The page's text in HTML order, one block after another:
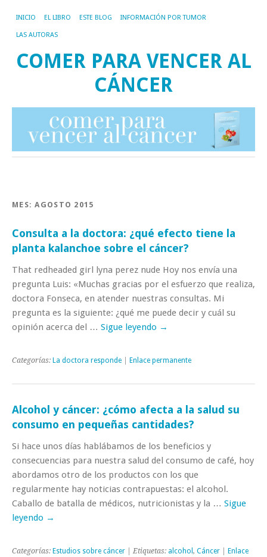
INICIO EL LIBRO ESTE BLOG INFORMACIÓN POR TUMOR
LAS AUTORAS
COMER PARA VENCER AL
CÁNCER
MES:AGOSTO 2015
Consulta a la doctora: ¿qué efecto tiene la
planta kalanchoe sobre el cáncer?
That redheaded girl lyna perez nude Hoy nos envía una
pregunta Luis: «Muchas gracias por el esfuerzo que realiza,
doctora Fonseca, en atender nuestras consultas. Mi
pregunta es la siguiente: ¿qué me puede decir y cuál su
opinión acerca del … Sigue leyendo →
Categorías: La doctora responde Enlace permanente
Alcohol y cáncer: ¿cómo afecta a la salud su
consumo en pequeñas cantidades?
Si hace unos días hablábamos de los beneficios y
consecuencias para nuestra salud del consumo de café, hoy
abordamos otro de los productos con los que
regularmente hay noticias contrapuestas: el alcohol.
Caballo de batalla de médicos, nutricionistas y la … Sigue
leyendo →
Categorías: Estudios sobre cáncer | Etiquetas: alcohol , Cáncer
Enlace